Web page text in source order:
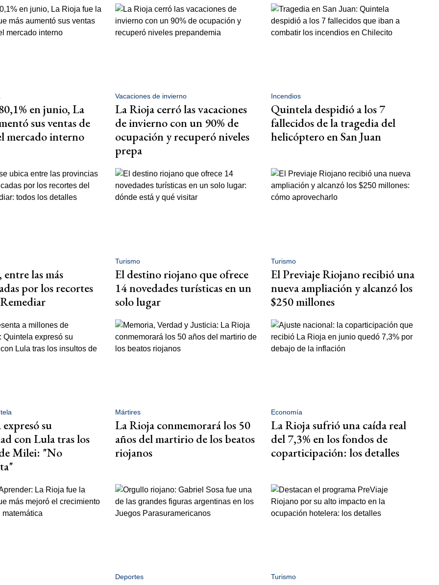
en junio, La
sus ventas de
mercado interno
Vacaciones de invierno
La Rioja cerró las vacaciones
de invierno con un 90% de
ocupación y recuperó niveles
prepa
Incendios
Quintela despidió a los 7
fallecidos de la tragedia del
helicóptero en San Juan
las más
por los recortes
Turismo
El destino riojano que ofrece
14 novedades turísticas en un
solo lugar
Turismo
El Previaje Riojano recibió una
nueva ampliación y alcanzó los
$250 millones
su
con Lula tras los
Milei: "No
Mártires
La Rioja conmemorará los 50
años del martirio de los beatos
riojanos
Economía
La Rioja sufrió una caída real
del 7,3% en los fondos de
coparticipación: los detalles
Deportes Turismo